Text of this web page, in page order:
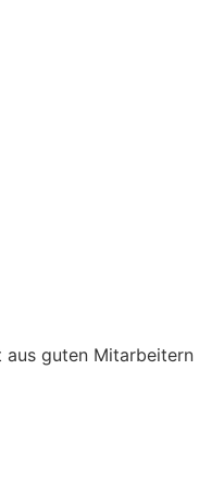
aus guten Mitarbeitern